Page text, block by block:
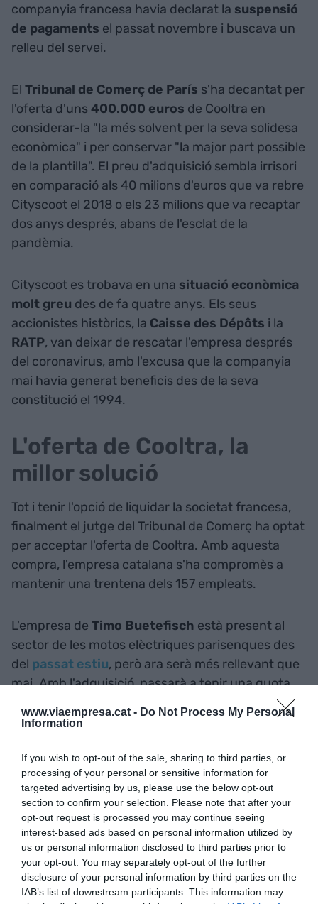
www.viaempresa.cat - Do Not Process My Personal
Information
If you wish to opt-out of the sale, sharing to third parties, or
processing of your personal or sensitive information for
targeted advertising by us, please use the below opt-out
section to confirm your selection. Please note that after your
opt-out request is processed you may continue seeing
interest-based ads based on personal information utilized by
us or personal information disclosed to third parties prior to
your opt-out. You may separately opt-out of the further
disclosure of your personal information by third parties on the
IAB’s list of downstream participants. This information may
companyia francesa havia declarat la suspensió
de pagaments el passat novembre i buscava un
relleu del servei.
El Tribunal de Comerç de París s'ha decantat per
l'oferta d'uns400.000 euros de Cooltra en
considerar-la "la més solvent per la seva solidesa
econòmica" i per conservar "la major part possible
de la plantilla". El preu d'adquisició sembla irrisori
en comparació als 40 milions d'euros que va rebre
Cityscoot el 2018 o els 23 milions que va recaptar
dos anys després, abans de l'esclat de la
pandèmia.
Cityscoot es trobava en una situació econòmica
molt greu des de fa quatre anys. Els seus
accionistes històrics, la Caisse des Dépôts i la
RATP, van deixar de rescatar l'empresa després
del coronavirus, amb l'excusa que la companyia
mai havia generat beneficis des de la seva
constitució el 1994.
L'oferta de Cooltra, la
millor solució
Tot i tenir l'opció de liquidar la societat francesa,
finalment el jutge del Tribunal de Comerç ha optat
per acceptar l'oferta de Cooltra. Amb aquesta
compra, l'empresa catalana s'ha compromès a
mantenir una trentena dels 157 empleats.
L'empresa de Timo Buetefisch està present al
sector de les motos elèctriques parisenques des
del passat estiu, però ara serà més rellevant que
mai. Amb l'adquisició, passarà a tenir una quota
operador de motos de París, amb més de 500.000
1.500 motos elèctriquesque ofereiex Cooltra a
la capital de França. El traspàs es farà definitiu a
partir del 23 de febrer, amb el nou nom
deCityscoot by Cooltra.
AfegirVIA Empresacom a font preferida de
Google de forma gratuïta
Estigues informat amb les últimes notícies d'actualitat